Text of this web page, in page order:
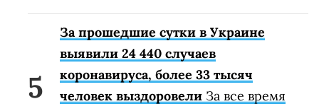
За прошедшие сутки в Украине
выявили 24 440 случаев
коронавируса, более 33 тысяч
человек выздоровели За все время